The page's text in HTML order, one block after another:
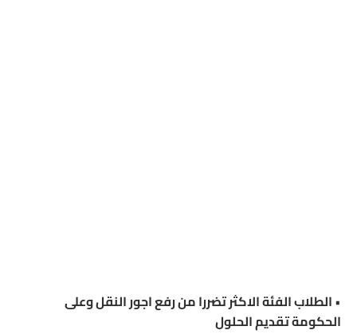
•الطلاب الفئة الاكثر تضررا من رفع اجور النقل وعلى
الحكومة تقديم الحلول